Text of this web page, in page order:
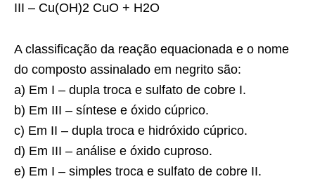
III – Cu(OH)2 CuO + H2O
A classificação da reação equacionada e o nome
do composto assinalado em negrito são:
a) Em I – dupla troca e sulfato de cobre I.
b) Em III – síntese e óxido cúprico.
c) Em II – dupla troca e hidróxido cúprico.
d) Em III – análise e óxido cuproso.
e) Em I – simples troca e sulfato de cobre II.